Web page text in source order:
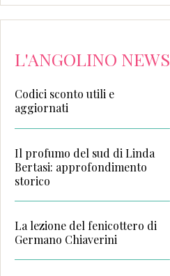
L'ANGOLINO NEWS
Codici sconto utili e
aggiornati
Il profumo del sud di Linda
Bertasi: approfondimento
storico
La lezione del fenicottero di
Germano Chiaverini